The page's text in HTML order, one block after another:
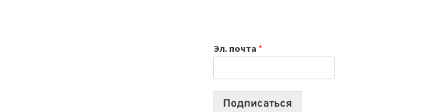
2026:
10
Эл. почта *
Подписаться